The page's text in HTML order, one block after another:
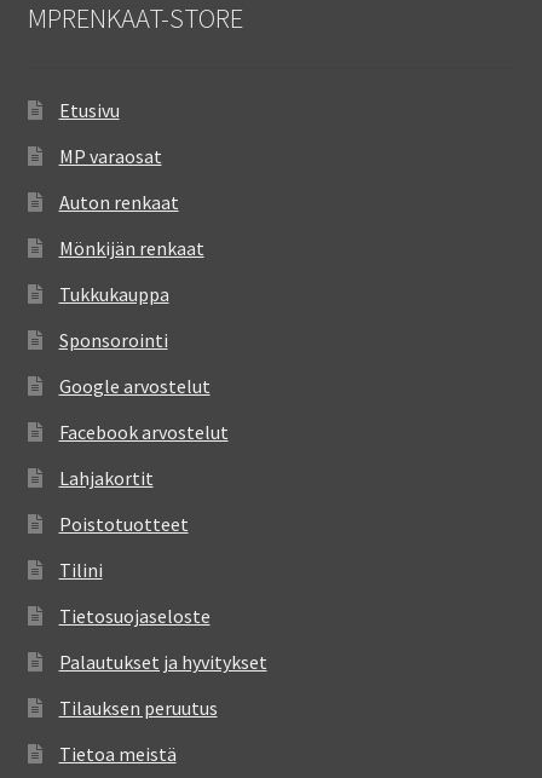
MPRENKAAT-STORE
Etusivu
MP varaosat
Auton renkaat
Mönkijän renkaat
Tukkukauppa
Sponsorointi
Google arvostelut
Facebook arvostelut
Lahjakortit
Poistotuotteet
Tilini
Tietosuojaseloste
Palautukset ja hyvitykset
Tilauksen peruutus
Tietoa meistä